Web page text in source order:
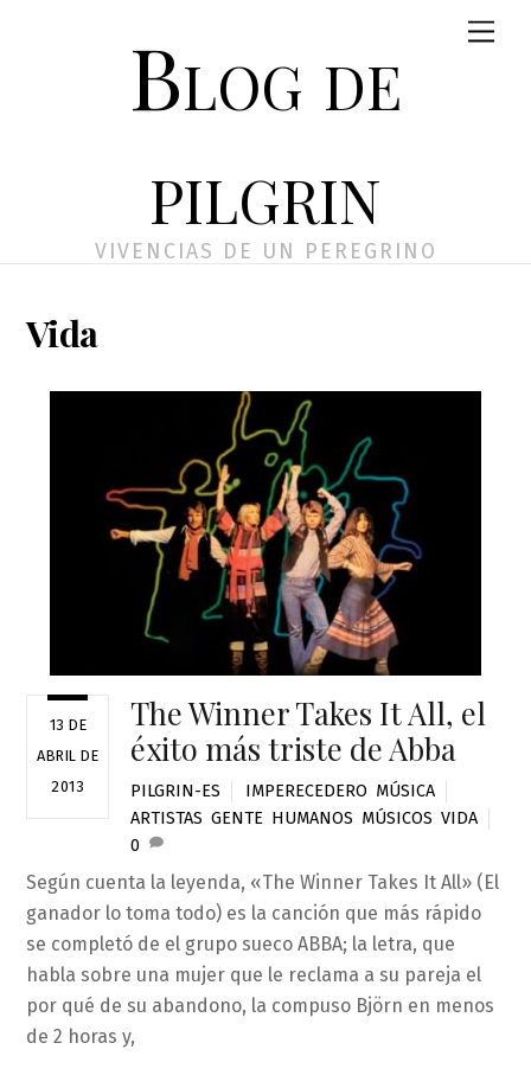
Blog de
pilgrin
VIVENCIAS DE UN PEREGRINO
Vida
13 DE
ABRIL DE
2013
The Winner Takes It All, el
éxito más triste de Abba
PILGRIN-ES IMPERECEDERO MÚSICA
ARTISTAS GENTE HUMANOS MÚSICOS VIDA
0
Según cuenta la leyenda, «The Winner Takes It All» (El
ganador lo toma todo) es la canción que más rápido
se completó de el grupo sueco ABBA; la letra, que
habla sobre una mujer que le reclama a su pareja el
por qué de su abandono, la compuso Björn en menos
de 2 horas y,